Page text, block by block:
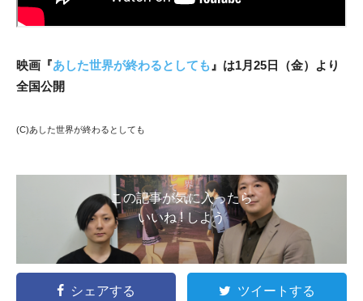
映画『あした世界が終わるとしても 』は1月25日（金）より
全国公開
(C)あした世界が終わるとしても
この記事が気に入ったら
いいね ! しよう
シェアする ツイートする